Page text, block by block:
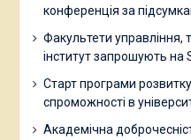
конференція за
Факультети управління,
інститут запрошують на
Старт програми
спроможності в
Академічна